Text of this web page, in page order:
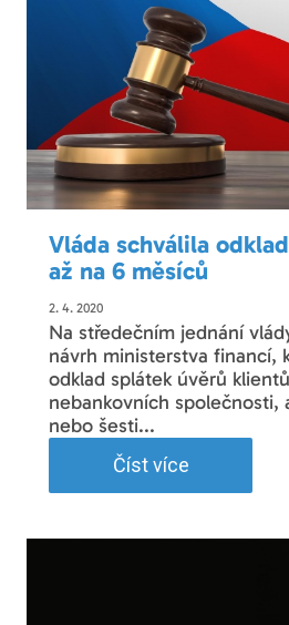
Vláda schválila
až na 6 měsíců
2. 4. 2020
Na středečním jednání
návrh ministerstva financí,
odklad splátek úvěrů
nebankovních společnosti,
nebo šesti...
Číst více